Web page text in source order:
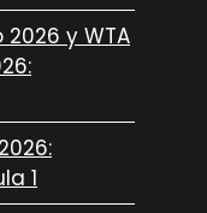
2026 y WTA
1